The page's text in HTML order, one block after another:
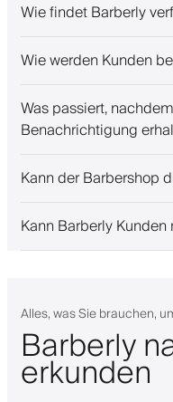
Wie findet Barberly
Wie werden Kunden
Was passiert,
Benachrichtigung
Kann der Barbershop
Kann Barberly
Alles, was Sie brauchen,
Barberly
erkunden